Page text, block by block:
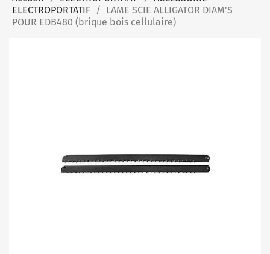
ELECTROPORTATIF
LAME SCIE ALLIGATOR DIAM'S
POUR EDB480 (brique bois cellulaire)